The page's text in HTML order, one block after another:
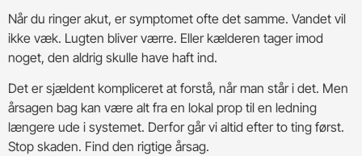
Når du ringer akut, er symptomet ofte det samme. Vandet vil
ikke væk. Lugten bliver værre. Eller kælderen tager imod
noget, den aldrig skulle have haft ind.
Det er sjældent kompliceret at forstå, når man står i det. Men
årsagen bag kan være alt fra en lokal prop til en ledning
længere ude i systemet. Derfor går vi altid efter to ting først.
Stop skaden. Find den rigtige årsag.